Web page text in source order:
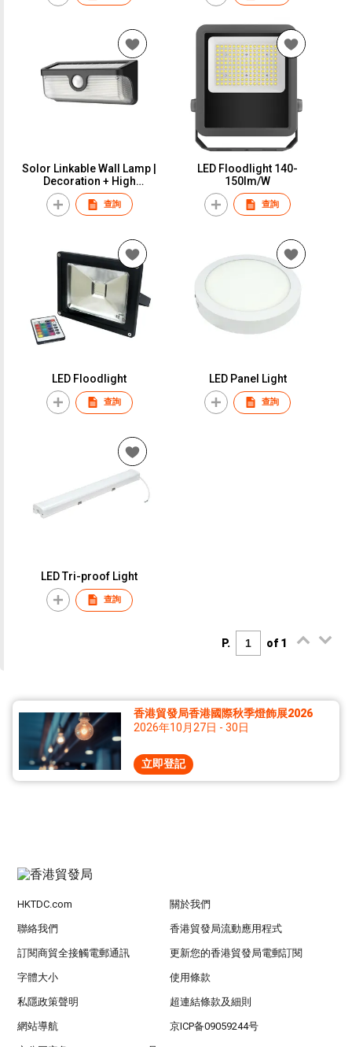
Solor Linkable Wall Lamp |
Decoration + High
brightness induction
lighting查詢
LED Floodlight 140-
150lm/W
查詢
LED Floodlight
查詢
LED Panel Light
查詢
LED Tri-proof Light
查詢
P. of 1
香港貿發局香港國際秋季燈飾展2026
2026年10月27日 - 30日
立即登記
HKTDC.com 關於我們
聯絡我們 香港貿發局流動應用程式
訂閱商貿全接觸電郵通訊 更新您的香港貿發局電郵訂閱
字體大小 使用條款
私隱政策聲明 超連結條款及細則
網站導航 京ICP备09059244号